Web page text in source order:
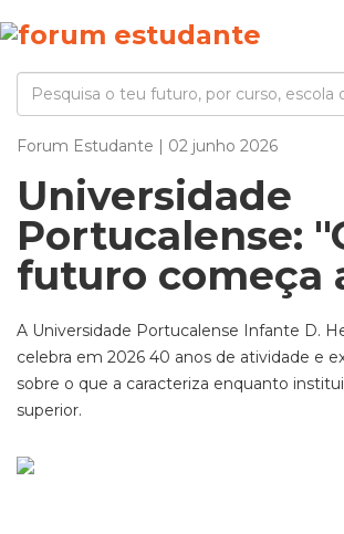
Forum Estudante | 02 junho 2026
Universidade
Portucalense:
futuro começa
A Universidade Portucalense Infante D.
celebra em 2026 40 anos de atividade e
sobre o que a caracteriza enquanto
superior.